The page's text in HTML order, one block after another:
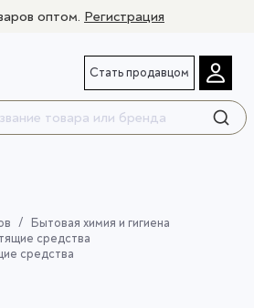
оптом. Регистрация
Стать продавцом
Бытовая химия и гигиена
средства
средства